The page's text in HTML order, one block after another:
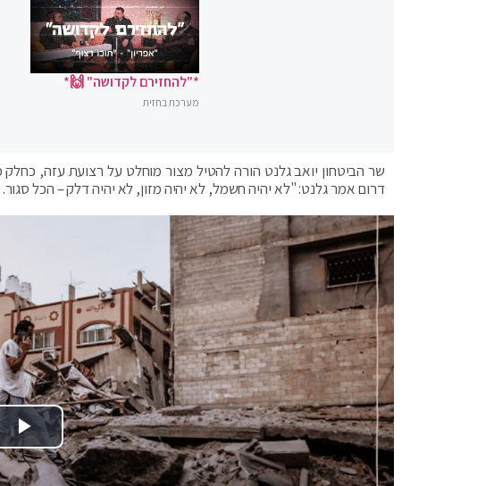
*"להחזירם לקדושה" 🙌*
מערכת בחזית
שר הביטחון יואב גלנט הורה להטיל מצור מוחלט על רצועת עזה,
דרום אמר גלנט: "לא יהיה חשמל, לא יהיה מזון, לא יהיה דלק – הכל